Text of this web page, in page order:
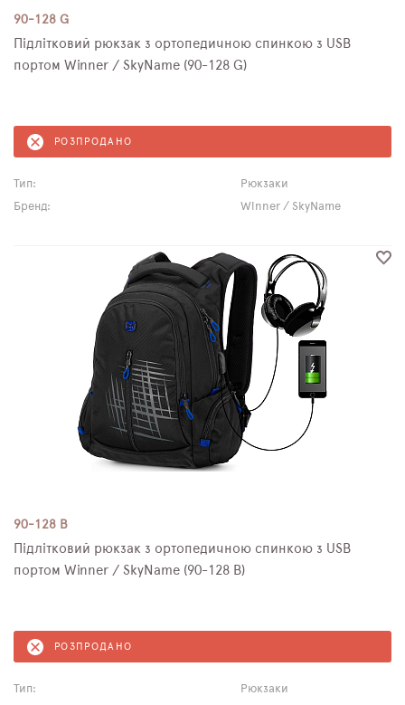
90-128 G
Підлітковий рюкзак з ортопедичною спинкою з USB
портом Winner / SkyName (90-128 G)
РОЗПРОДАНО
Тип:
Рюкзаки
Бренд:
Winner / SkyName
90-128 B
Підлітковий рюкзак з ортопедичною спинкою з USB
портом Winner / SkyName (90-128 B)
РОЗПРОДАНО
Тип:
Рюкзаки